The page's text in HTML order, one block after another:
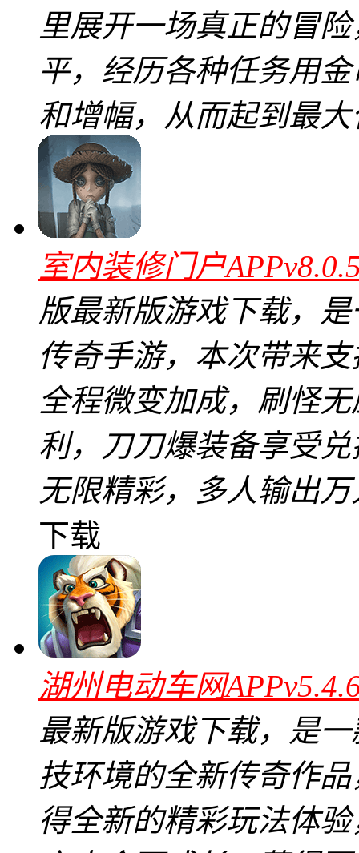
里展开一场真正的冒
平，经历各种任务用
和增幅，从而起到最
室内装修门户
版最新版游戏下载，
传奇手游，本次带来
全程微变加成，刷怪
利，刀刀爆装备享受
无限精彩，多人输出
下载
湖州电动车网
最新版游戏下载，是
技环境的全新传奇作
得全新的精彩玩法体